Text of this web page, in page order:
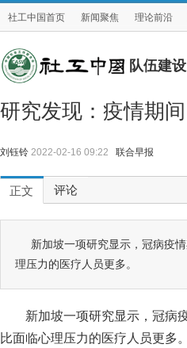
社工中国首页 新闻聚焦 理论前沿
队伍建设
研究发现：疫情期
刘钰铃 2022-02-16 09:22 联合早报
正文 评论
新加坡一项研究显示，冠病疫
理压力的医疗人员更多。
新加坡一项研究显示，冠病
比面临心理压力的医疗人员更多。